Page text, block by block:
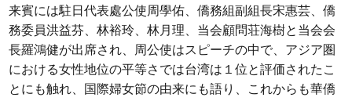
来賓には駐日代表處公使周學佑、僑務組副組長宋惠芸、僑
務委員洪益芬、林裕玲、林月理、当会顧問荘海樹と当会会
長羅鴻健が出席され、周公使はスピーチの中で、アジア圏
における女性地位の平等さでは台湾は１位と評価されたこ
とにも触れ、国際婦女節の由来にも語り、これからも華僑